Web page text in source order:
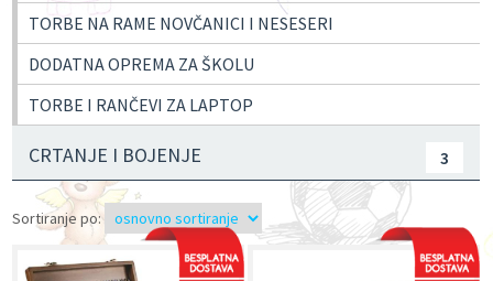
TORBE NA RAME NOVČANICI I NESESERI
DODATNA OPREMA ZA ŠKOLU
TORBE I RANČEVI ZA LAPTOP
CRTANJE I BOJENJE 3
Sortiranje po: